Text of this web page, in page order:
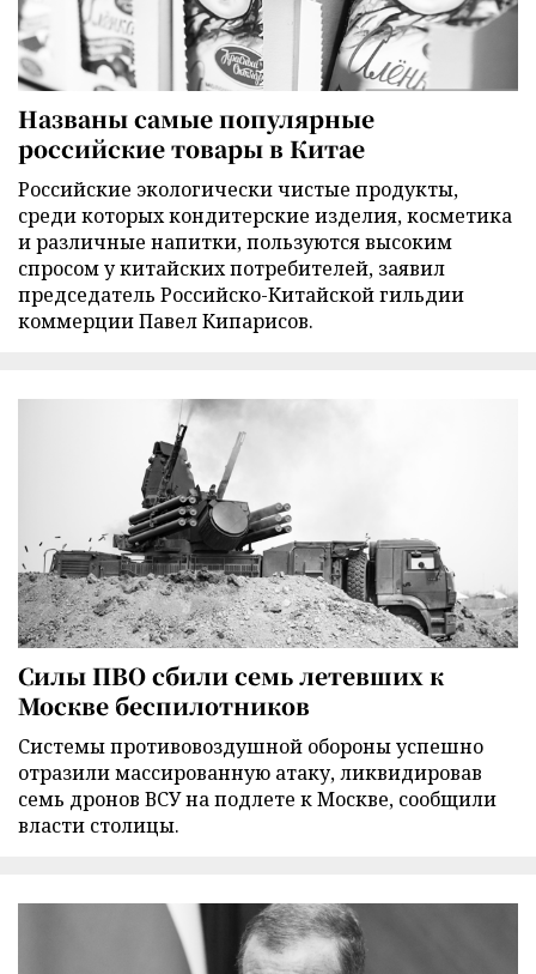
Названы самые популярные
российские товары в Китае
Российские экологически чистые продукты,
среди которых кондитерские изделия, косметика
и различные напитки, пользуются высоким
спросом у китайских потребителей, заявил
председатель Российско-Китайской гильдии
коммерции Павел Кипарисов.
Силы ПВО сбили семь летевших к
Москве беспилотников
Cистемы противовоздушной обороны успешно
отразили массированную атаку, ликвидировав
семь дронов ВСУ на подлете к Москве, сообщили
власти столицы.